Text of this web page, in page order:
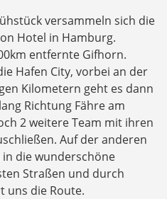
versammeln sich die
Hotel in Hamburg.
entfernte Gifhorn.
Hafen City, vorbei an der
Kilometern geht es dann
Richtung Fähre am
2 weitere Team mit ihren
Auf der anderen
in die wunderschöne
Straßen und durch
uns die Route.